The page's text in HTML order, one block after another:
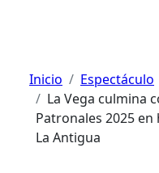
Inicio
Espectáculo
La Vega culmina
Patronales 2025
La Antigua